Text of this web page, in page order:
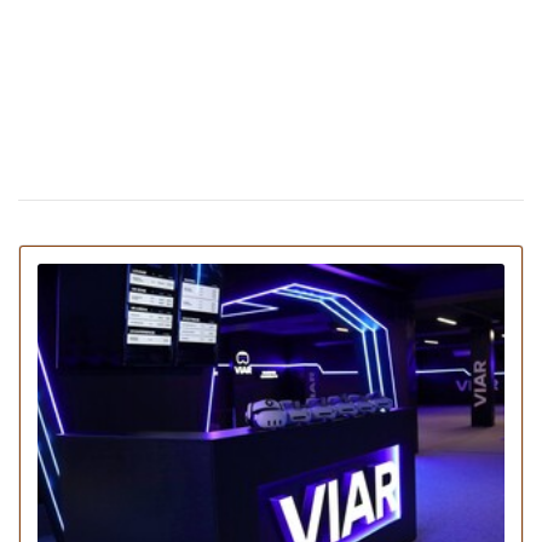
бесплатного украинского кино
В музее "Пирогово" можно посетить
медовую ярмарку и узнать о пчеловодстве
08 августа 10:18
Чему поучиться в августе: 13 интересных
мастер-классов в Киеве
01 августа 22:12
20 мероприятий для вечернего отдыха:
куда пойти в Киеве на этой неделе
27 июля 17:31
В Киеве покажут колокол гетмана Ивана
Мазепы: где и когда